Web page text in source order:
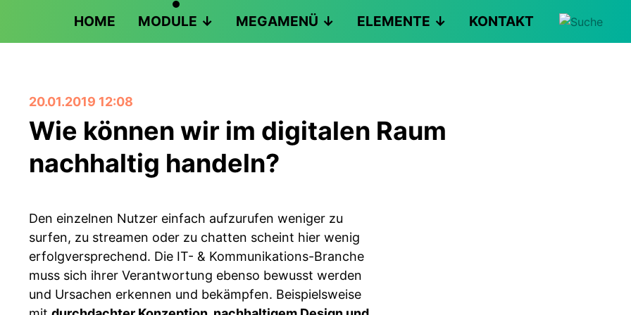
HOME MODULE MEGAMENÜ ELEMENTE KONTAKT
20.01.2019 12:08
Wie können wir im digitalen Raum
nachhaltig handeln?
Den einzelnen Nutzer einfach aufzurufen weniger zu
surfen, zu streamen oder zu chatten scheint hier wenig
erfolgversprechend. Die IT- & Kommunikations-Branche
muss sich ihrer Verant­wortung ebenso bewusst werden
und Ursachen erkennen und bekämpfen. Beispielsweise